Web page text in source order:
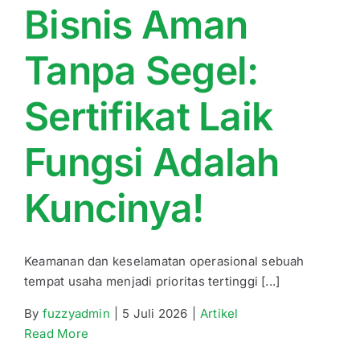
Bisnis Aman
Tanpa Segel:
Sertifikat Laik
Fungsi Adalah
Kuncinya!
Keamanan dan keselamatan operasional sebuah
tempat usaha menjadi prioritas tertinggi [...]
By fuzzyadmin 5 Juli 2026
Artikel
Read More